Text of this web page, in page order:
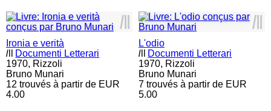
lll
Ironia e verità
l
Documenti Letterari
1970, Rizzoli
Bruno Munari
12 trouvés à partir de EUR
4.00
lll
L'odio
l
Documenti Letterari
1970, Rizzoli
Bruno Munari
7 trouvés à partir de EUR
5.00